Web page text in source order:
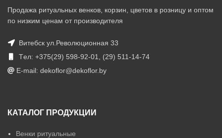
Продажа ритуальных венков, корзин, цветов в розницу и оптом
по низким ценам от производителя
Витебск ул.Революционная 33
Tел: +375(29) 598-92-01, (29) 511-14-74
E-mail: dekoflor@dekoflor.by
КАТАЛОГ ПРОДУКЦИИ
Венки ритуальные